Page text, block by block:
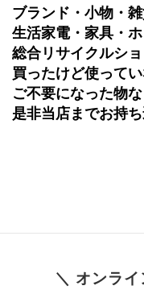
ブランド・小物・雑
生活家電・家具・
総合リサイクルショ
買ったけど使ってい
ご不要になった物
是非当店までお持
＼ オンラ